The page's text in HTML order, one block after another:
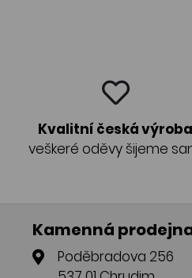
Kvalitní česká výroba
veškeré oděvy šijeme
Kamenná
Poděbradova 256